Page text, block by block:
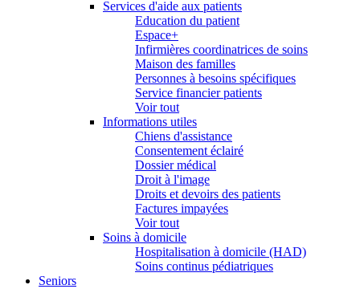
Services d'aide aux patients
Education du patient
Espace+
Infirmières coordinatrices de soins
Maison des familles
Personnes à besoins spécifiques
Service financier patients
Voir tout
Informations utiles
Chiens d'assistance
Consentement éclairé
Dossier médical
Droit à l'image
Droits et devoirs des patients
Factures impayées
Voir tout
Soins à domicile
Hospitalisation à domicile (HAD)
Soins continus pédiatriques
Seniors